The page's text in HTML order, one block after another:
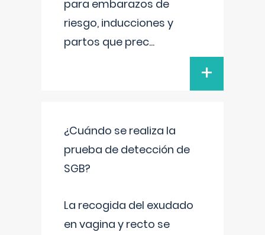
para embarazos de
riesgo, inducciones y
partos que prec...
+
¿Cuándo se realiza la
prueba de detección de
SGB?
La recogida del exudado
en vagina y recto se